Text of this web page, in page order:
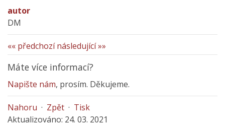
autor
DM
«« předchozí následující »»
Máte více informací?
Napište nám, prosím. Děkujeme.
Nahoru · Zpět · Tisk
Aktualizováno: 24. 03. 2021